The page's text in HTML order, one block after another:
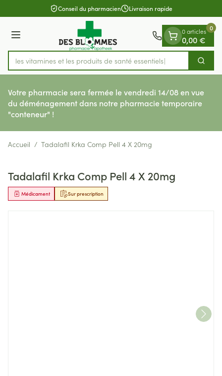
Aller au contenu
1 de 1Conseil du pharmacien Livraison rapide
Menu
Rechercher
les vitamines et les produits de santé essentiels
0 articles
0,00 €
0
Votre pharmacie sera fermée le vendredi 14/08 en vue
du déménagement dans notre pharmacie temporaire
"conteneur" !
Accueil / Tadalafil Krka Comp Pell 4 X 20mg
Tadalafil Krka Comp Pell 4 X 20mg
Sur prescription
Médicament